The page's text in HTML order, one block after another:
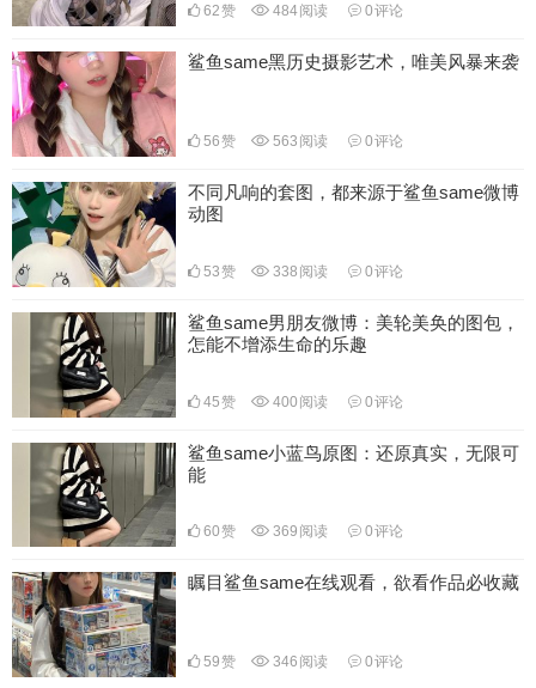
62赞 484阅读 0评论
鲨鱼same黑历史摄影艺术，唯美风暴来袭
56赞 563 阅读 0评论
不同凡响的套图，都来源于鲨鱼same微博
动图
53赞 338 阅读 0评论
鲨鱼same男朋友微博：美轮美奂的图包，
怎能不增添生命的乐趣
45赞 400 阅读 0评论
鲨鱼same小蓝鸟原图：还原真实，无限可
能
60赞 369 阅读 0评论
瞩目鲨鱼same在线观看，欲看作品必收藏
59赞 346 阅读 0评论